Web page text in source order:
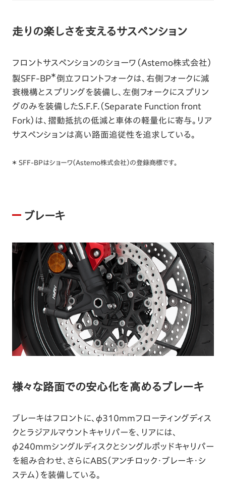
走りの楽しさを支えるサスペンション
フロントサスペンションのショーワ（Astemo株式会社）
製SFF-BP＊倒立フロントフォークは、右側フォークに減
衰機構とスプリングを装備し、左側フォークにスプリン
グのみを装備したS.F.F.（Separate Function front
Fork）は、摺動抵抗の低減と車体の軽量化に寄与。リア
サスペンションは高い路面追従性を追求している。
＊ SFF-BPはショーワ（Astemo株式会社）の登録商標です。
ブレーキ
様々な路面での安心化を高めるブレーキ
ブレーキはフロントに、φ310mmフローティングディス
クとラジアルマウントキャリパーを、リアには、
φ240mmシングルディスクとシングルポッドキャリパー
を組み合わせ、さらにABS（アンチロック・ブレーキ・シ
ステム）を装備している。